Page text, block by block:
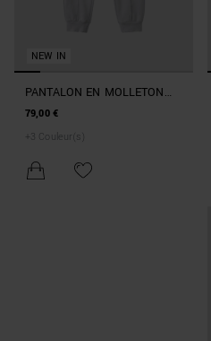
NEW IN
PANTALON EN MOLLETON
COLORIS PIERRE CARROT
PLAQUE MÉTALLIQUE
79,00 €
+ 3 Couleur(s)